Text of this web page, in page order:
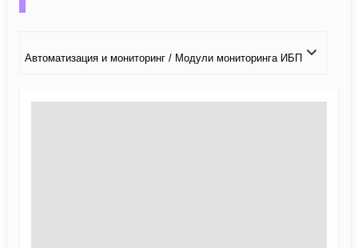
Автоматизация и мониторинг / Модули мониторинга ИБП